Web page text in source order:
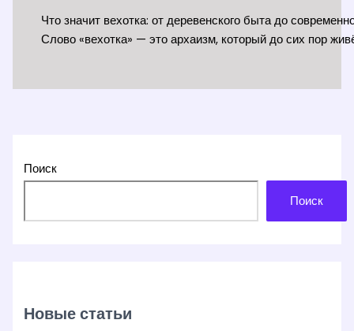
Что значит вехотка: от деревенского быта до
Слово «вехотка» — это архаизм, который до сих пор
Поиск
Поиск
Новые статьи